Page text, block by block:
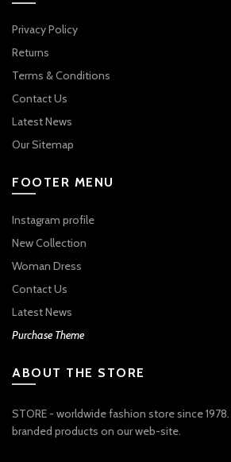
Privacy Policy
Returns
Terms & Conditions
Contact Us
Latest News
Our Sitemap
FOOTER MENU
Instagram profile
New Collection
Woman Dress
Contact Us
Latest News
Purchase Theme
ABOUT THE STORE
STORE - worldwide fashion store since
branded products on our web-site.